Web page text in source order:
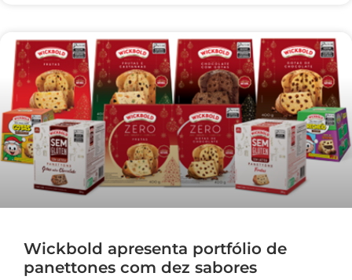
Wickbold apresenta portfólio de
panettones com dez sabores